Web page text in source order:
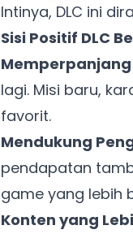
Intinya, DLC ini
Sisi Positif DLC
Memperpanjang
lagi. Misi baru,
favorit.
Mendukung
pendapatan
game yang lebih
Konten yang